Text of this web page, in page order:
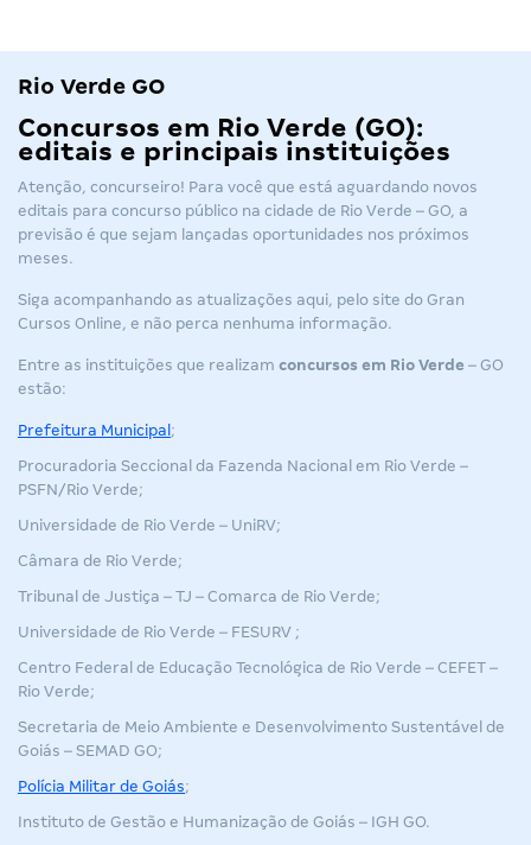
Rio Verde GO
Concursos em Rio Verde (GO):
editais e principais instituições
Atenção, concurseiro! Para você que está aguardando novos
editais para concurso público na cidade de Rio Verde – GO, a
previsão é que sejam lançadas oportunidades nos próximos
meses.
Siga acompanhando as atualizações aqui, pelo site do Gran
Cursos Online, e não perca nenhuma informação.
Entre as instituições que realizam concursos em Rio Verde – GO
estão:
Prefeitura Municipal ;
Procuradoria Seccional da Fazenda Nacional em Rio Verde –
PSFN/Rio Verde;
Universidade de Rio Verde – UniRV;
Câmara de Rio Verde;
Tribunal de Justiça – TJ – Comarca de Rio Verde;
Universidade de Rio Verde – FESURV ;
Centro Federal de Educação Tecnológica de Rio Verde – CEFET –
Rio Verde;
Secretaria de Meio Ambiente e Desenvolvimento Sustentável de
Goiás – SEMAD GO;
Polícia Militar de Goiás;
Instituto de Gestão e Humanização de Goiás – IGH GO.